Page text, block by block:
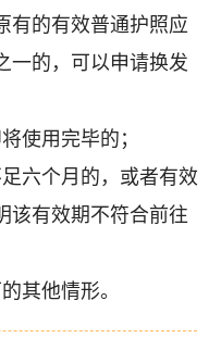
的有效普通护照应
一的，可以申请换发
用完毕的；
六个月的，或者有效
该有效期不符合前往
他情形。